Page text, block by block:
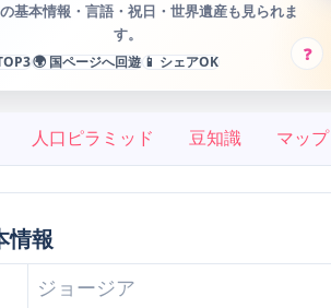
?
基本情報・言語・祝日・世界遺産も見られま
す。
🌍 国ページへ回遊 📱 シェアOK
人口ピラミッド 豆知識 マップ
情報
ジョージア